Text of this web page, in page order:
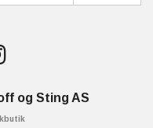
og Sting AS